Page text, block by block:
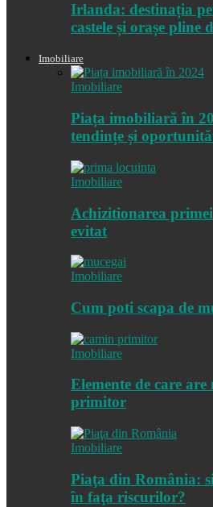
Irlanda: destinația
castele și orașe pline
Imobiliare
Imobiliare
Piața imobiliară în
tendințe și
Imobiliare
Achizitionarea
evitat
Imobiliare
Cum poti scapa de
Imobiliare
Elemente de care
primitor
Imobiliare
Piaţa din România:
în faţa riscurilor?